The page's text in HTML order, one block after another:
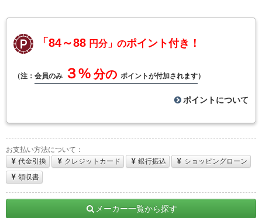
「84～88 円分」のポイント付き！
（注： 会員のみ ３% 分の ポイントが付加されます）
ポイントについて
お支払い方法について：
代金引換
クレジットカード 銀行振込
ショッピングローン
領収書
メーカー一覧から探す